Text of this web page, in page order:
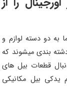
به دو دسته لوازم و
بندی میشوند که
قطعات بیل های
یدکی بیل مکانیکی